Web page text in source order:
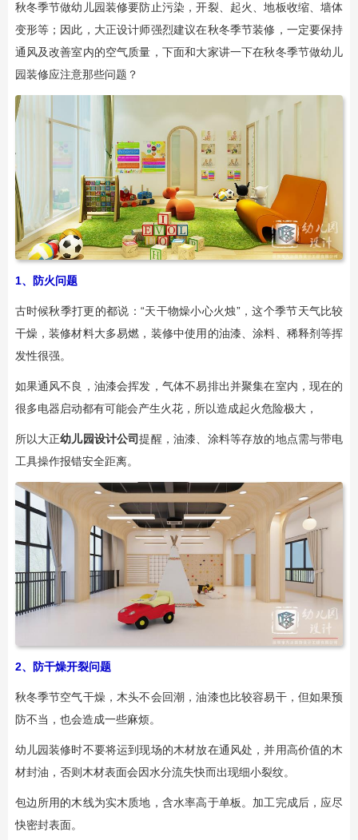
秋冬季节做幼儿园装修要防止污染，开裂、起火、地板收缩、墙体
变形等；因此，大正设计师强烈建议在秋冬季节装修，一定要保持
通风及改善室内的空气质量，下面和大家讲一下在秋冬季节做幼儿
园装修应注意那些问题？
1、防火问题
古时候秋季打更的都说：“天干物燥小心火烛”，这个季节天气比较
干燥，装修材料大多易燃，装修中使用的油漆、涂料、稀释剂等挥
发性很强。
如果通风不良，油漆会挥发，气体不易排出并聚集在室内，现在的
很多电器启动都有可能会产生火花，所以造成起火危险极大，
所以大正幼儿园设计公司提醒，油漆、涂料等存放的地点需与带电
工具操作报错安全距离。
2、防干燥开裂问题
秋冬季节空气干燥，木头不会回潮，油漆也比较容易干，但如果预
防不当，也会造成一些麻烦。
幼儿园装修时不要将运到现场的木材放在通风处，并用高价值的木
材封油，否则木材表面会因水分流失快而出现细小裂纹。
包边所用的木线为实木质地，含水率高于单板。加工完成后，应尽
快密封表面。